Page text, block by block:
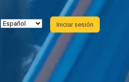
Iniciar sesión